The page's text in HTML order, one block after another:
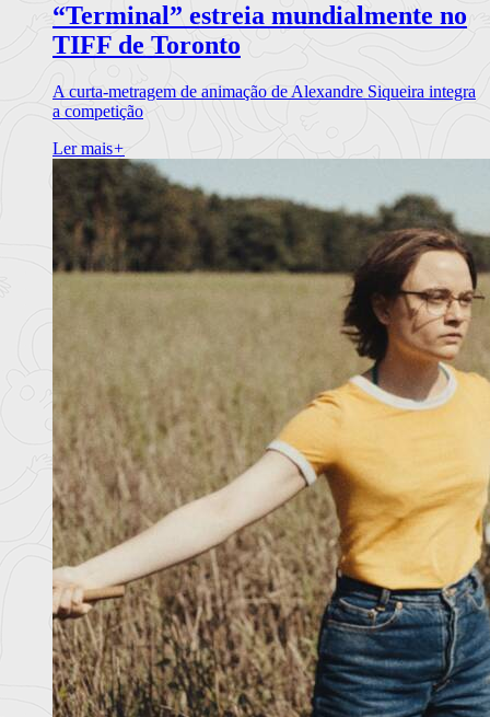
“Terminal” estreia mundialmente no
TIFF de Toronto
A curta-metragem de animação de Alexandre Siqueira integra
a competição
Ler mais+